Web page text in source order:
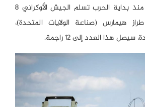
وتجدر الإشارة إلى أنه منذ بداية الحرب تسلم الجيش الأوكراني 8
هيمارس (صناعة الولايات المتحدة)،
هذا العدد إلى 12 راجمة.